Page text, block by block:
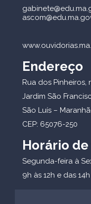
Endereço
Rua dos Pinheiros,
Jardim São
São Luís –
CEP: 65076-250
Horário
Segunda-feira à
9h às 12h e das 14h